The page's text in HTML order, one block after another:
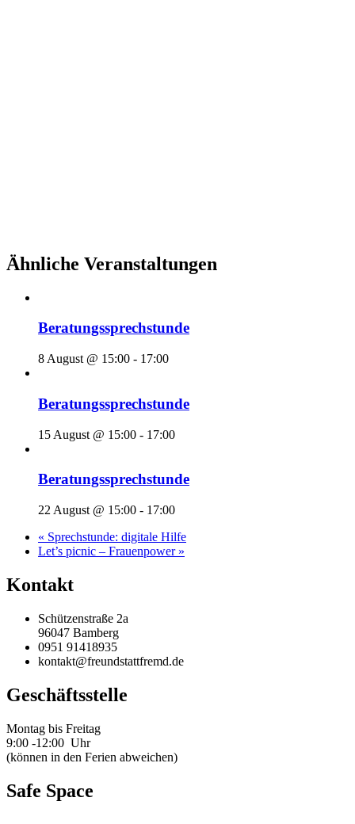
Ähnliche Veranstaltungen
Beratungssprechstunde
8 August @ 15:00 - 17:00
Beratungssprechstunde
15 August @ 15:00 - 17:00
Beratungssprechstunde
22 August @ 15:00 - 17:00
« Sprechstunde: digitale Hilfe
Let’s picnic – Frauenpower »
Kontakt
Schützenstraße 2a
96047 Bamberg
0951 91418935
kontakt@freundstattfremd.de
Geschäftsstelle
Montag bis Freitag
9:00 -12:00 Uhr
(können in den Ferien abweichen)
Safe Space